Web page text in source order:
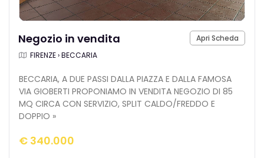
Apri Scheda
Negozio in vendita
FIRENZE › BECCARIA
BECCARIA, A DUE PASSI DALLA PIAZZA E DALLA FAMOSA
VIA GIOBERTI PROPONIAMO IN VENDITA NEGOZIO DI 85
MQ CIRCA CON SERVIZIO, SPLIT CALDO/FREDDO E
DOPPIO »
€ 340.000